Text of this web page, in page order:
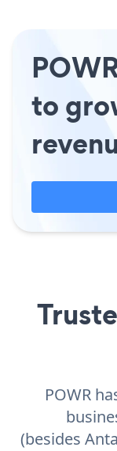
to
POWR
(besides